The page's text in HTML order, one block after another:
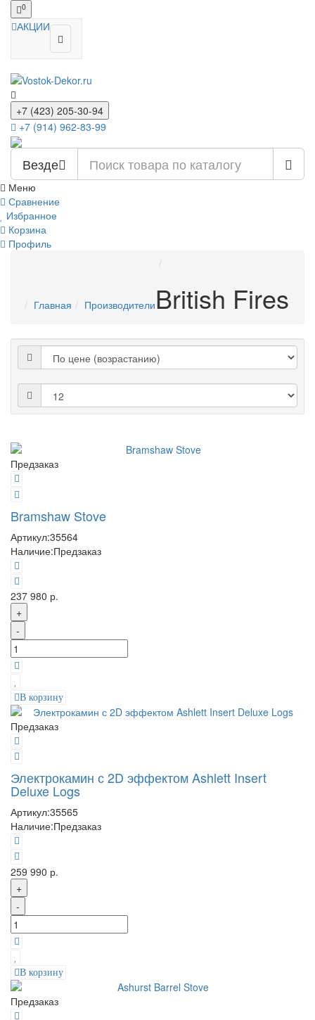
0
АКЦИИ
+7 (423) 205-30-94
+7 (914) 962-83-99
Везде
Меню
Сравнение
Избранное
Корзина
Профиль
Главная ПроизводителиBritish Fires
Предзаказ
Bramshaw Stove
Артикул:35564
Наличие:Предзаказ
237 980 р.
+
-
В корзину
Предзаказ
Электрокамин с 2D эффектом Ashlett Insert
Deluxe Logs
Артикул:35565
Наличие:Предзаказ
259 990 р.
+
-
В корзину
Предзаказ